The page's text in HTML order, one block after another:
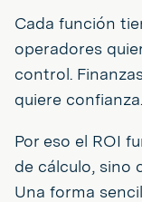
Cada función
operadores
control.
quiere confianza.
Por eso el ROI
de cálculo, sino
Una forma